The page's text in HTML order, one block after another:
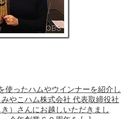
使ったハムやウインナーを紹介し
やこハム株式会社 代表取締役社
）さんにお越しいただきまし